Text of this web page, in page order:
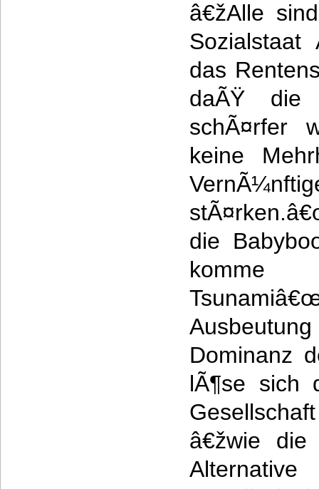
â€žAlle
das
daÃŸ die
schÃ¤rfer
keine
die
komme
Dominanz
lÃ¶se sich
â€žwie die